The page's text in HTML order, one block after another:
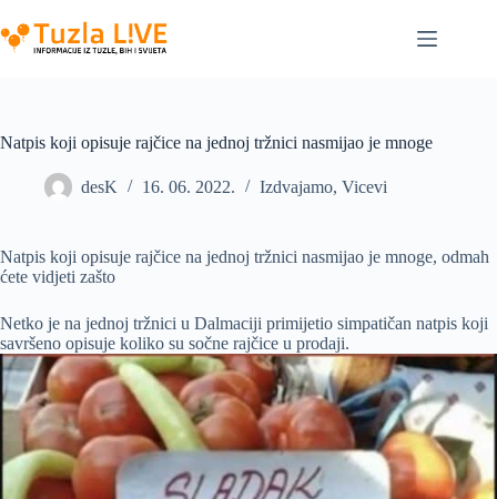
to
content
Natpis koji opisuje rajčice na jednoj tržnici nasmijao je mnoge
desK 16. 06. 2022. Izdvajamo, Vicevi
Natpis koji opisuje rajčice na jednoj tržnici nasmijao je mnoge, odmah
ćete vidjeti zašto
Netko je na jednoj tržnici u Dalmaciji primijetio simpatičan natpis koji
savršeno opisuje koliko su sočne rajčice u prodaji.